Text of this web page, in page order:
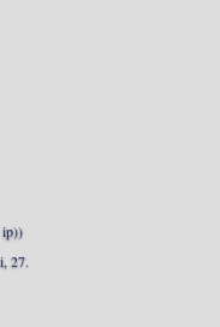
ip))
27.